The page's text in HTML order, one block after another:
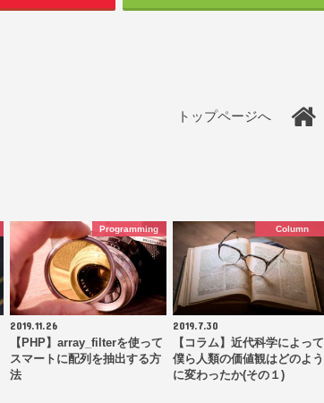
トップページへ
Programming
2019.11.26
【PHP】array_filterを使って
スマートに配列を抽出する方
法
Column
2019.7.30
【コラム】近代科学によって
僕ら人類の価値観はどのよう
に変わったか(その１)